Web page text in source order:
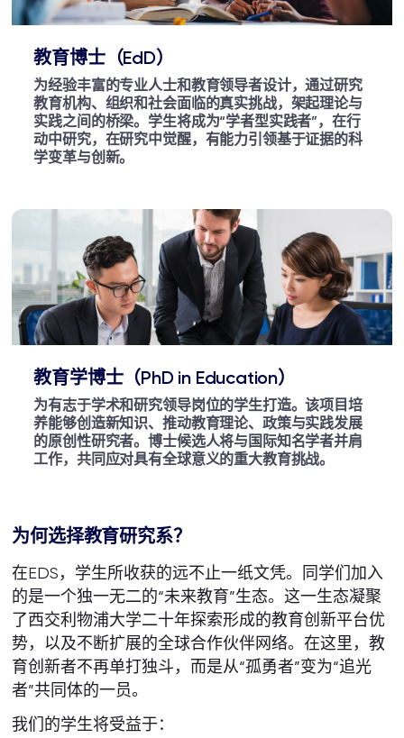
教育博士（EdD）
为经验丰富的专业人士和教育领导者设计，通过研究
教育机构、组织和社会面临的真实挑战，架起理论与
实践之间的桥梁。学生将成为“学者型实践者”，在行
动中研究，在研究中觉醒，有能力引领基于证据的科
学变革与创新。
教育学博士（PhD in Education）
为有志于学术和研究领导岗位的学生打造。该项目培
养能够创造新知识、推动教育理论、政策与实践发展
的原创性研究者。博士候选人将与国际知名学者并肩
工作，共同应对具有全球意义的重大教育挑战。
为何选择教育研究系？
在EDS，学生所收获的远不止一纸文凭。同学们加入
的是一个独一无二的“未来教育”生态。这一生态凝聚
了西交利物浦大学二十年探索形成的教育创新平台优
势，以及不断扩展的全球合作伙伴网络。在这里，教
育创新者不再单打独斗，而是从“孤勇者”变为“追光
者”共同体的一员。
我们的学生将受益于：